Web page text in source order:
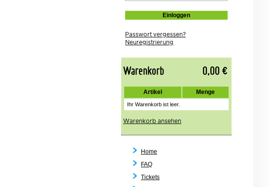
Passwort vergessen?
Neuregistrierung
Warenkorb 0,00 €
Artikel Menge
Ihr Warenkorb ist leer.
Warenkorb ansehen
Home
FAQ
Tickets